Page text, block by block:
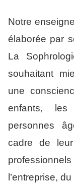
Notre
élaborée par
La
souhaitant
une
enfants,
personnes
cadre de
l’entreprise,